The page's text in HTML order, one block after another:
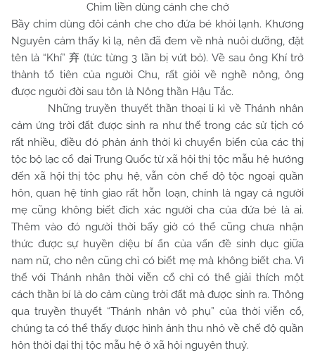
Chim liền dùng cánh che chở
Bầy chim dùng đôi cánh che cho đứa bé khỏi lạnh. Khương
Nguyên cảm thấy kì lạ, nên đã đem về nhà nuôi dưỡng, đặt
tên là “Khí”弃 (tức từng 3 lần bị vứt bỏ). Về sau ông Khí trở
thành tổ tiên của ngườiChu, rất giỏi về nghề nông, ông
được người đời sau tôn là Nông thần Hậu Tắc.
Những truyền thuyết thần thoại li kì về Thánh nhân
cảm ứng trời đất được sinh ra như thế trong các sử tịch có
rất nhiều, điều đó phản ánh thời kì chuyển biến của các thị
tộc bộ lạc cổ đại Trung Quốc từ xã hội thị tộc mẫu hệ hướng
đến xã hội thị tộc phụ hệ, vẫn còn chế độ tộc ngoại quần
hôn, quan hệ tính giao rất hỗn loạn, chính là ngay cả người
mẹ cũng không biết đích xác người cha của đứa bé là ai.
Thêm vào đó người thời bấy giờ có thể cũng chưa nhận
thức được sự huyền diệu bí ẩn của vấn đề sinh dục giữa
nam nữ, cho nên cũng chỉ có biết mẹ mà không biết cha. Vì
thế với Thánh nhân thời viễn cổ chỉ có thể giải thích một
cách thần bí là do cảm cùng trời đất mà được sinh ra. Thông
qua truyền thuyết “Thánh nhân vô phụ” của thời viễn cổ,
chúng ta có thể thấy được hình ảnh thu nhỏ về chế độ quần
hôn thời đại thị tộc mẫu hệ ở xã hội nguyên thuỷ.